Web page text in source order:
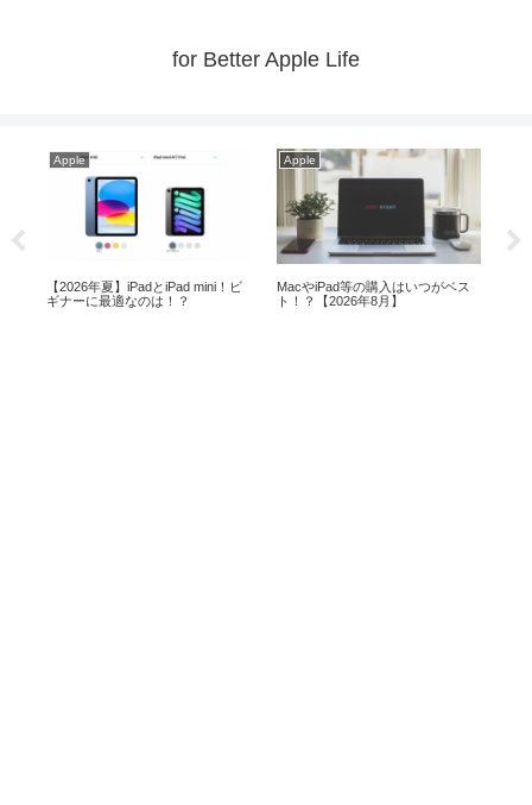
for Better Apple Life
Apple
【2026年夏】iPadとiPad mini！ビ
ギナーに最適なのは！？
Apple
MacやiPad等の購入はいつがベス
ト！？【2026年8月】